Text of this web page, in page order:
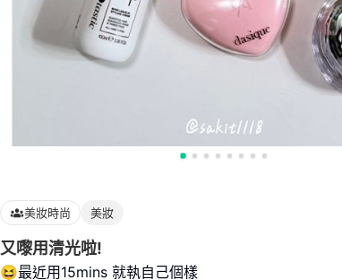
美妝時尚 美妝
又嚟用清光啦!
😆最近用15mins 就執自己個樣